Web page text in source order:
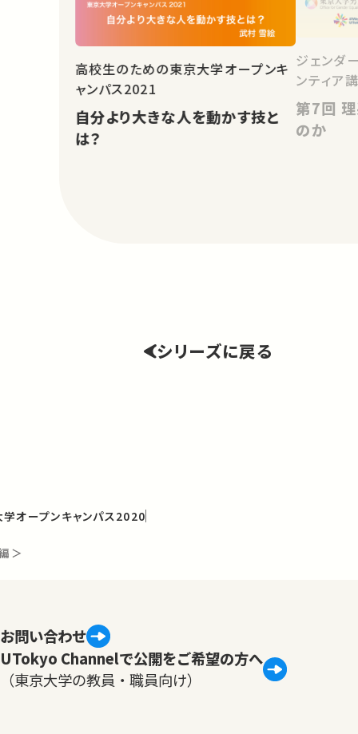
高校生のための東京大学オープンキ
ャンパス2021
自分より大きな人を動かす技と
は？
ジェンダ
ンティア
第7回 理系になぜ女性が少ない
のか
シリーズに戻る
オープンキャンパス2020
＞
お問い合わせ
UTokyo Channelで公開をご希望の方へ
（東京大学の教員・職員向け）